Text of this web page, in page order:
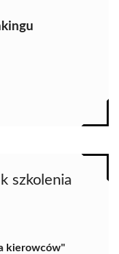
szkolenia
kierowców"